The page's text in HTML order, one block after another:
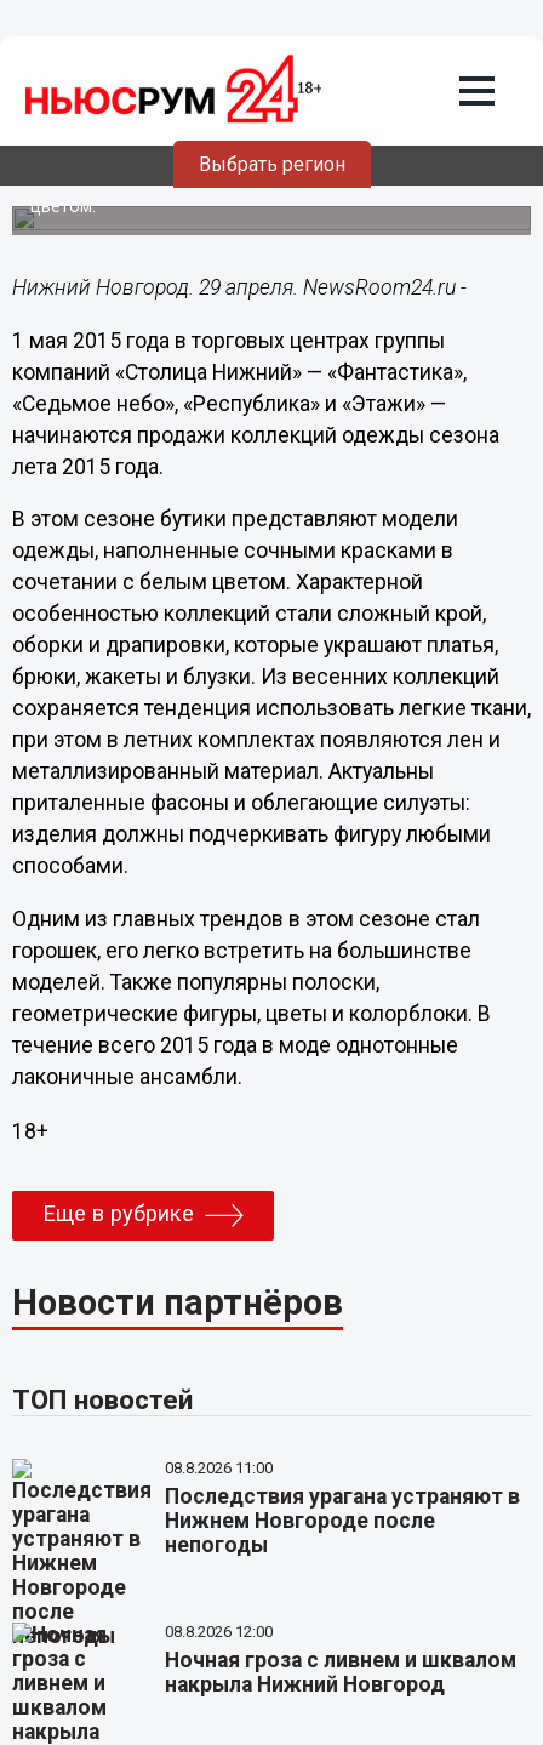
Выбрать регион
Продажи модных коллекций лета 2015
в торговых центрах группы компаний
«Столица Нижний» стартуют 1 мая
В этом сезоне бутики представляют модели одежды,
наполненные сочными красками в сочетании с белым
цветом.
Нижний Новгород. 29 апреля. NewsRoom24.ru -
1 мая 2015 года в торговых центрах группы
компаний «Столица Нижний» — «Фантастика»,
«Седьмое небо», «Республика» и «Этажи» —
начинаются продажи коллекций одежды сезона
лета 2015 года.
В этом сезоне бутики представляют модели
одежды, наполненные сочными красками в
сочетании с белым цветом. Характерной
особенностью коллекций стали сложный крой,
оборки и драпировки, которые украшают платья,
брюки, жакеты и блузки. Из весенних коллекций
сохраняется тенденция использовать легкие ткани,
при этом в летних комплектах появляются лен и
металлизированный материал. Актуальны
приталенные фасоны и облегающие силуэты:
изделия должны подчеркивать фигуру любыми
способами.
Одним из главных трендов в этом сезоне стал
горошек, его легко встретить на большинстве
моделей. Также популярны полоски,
геометрические фигуры, цветы и колорблоки. В
течение всего 2015 года в моде однотонные
лаконичные ансамбли.
18+
Еще в рубрике
Новости партнёров
ТОП новостей
08.8.2026 11:00
Последствия урагана устраняют в
Нижнем Новгороде после
непогоды
08.8.2026 12:00
Ночная гроза с ливнем и шквалом
накрыла Нижний Новгород